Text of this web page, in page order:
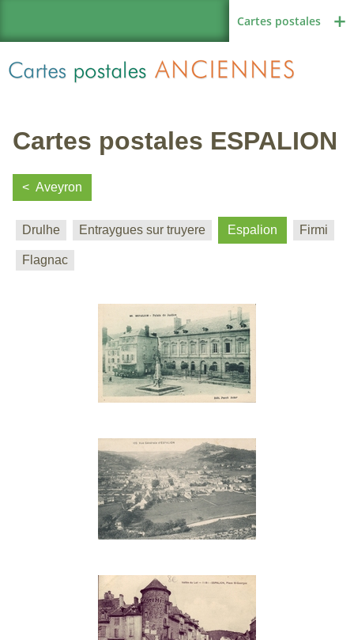
Cartes postales
Autres pays
Thèmes
Cartes postales ESPALION
Aveyron
Drulhe Entraygues sur truyere Espalion Firmi
Flagnac